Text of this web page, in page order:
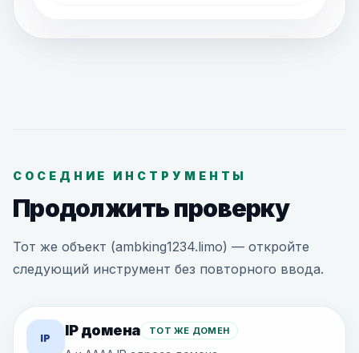
СОСЕДНИЕ ИНСТРУМЕНТЫ
Продолжить проверку
Тот же объект (ambking1234.limo) — откройте
следующий инструмент без повторного ввода.
IP IP домена ТОТ ЖЕ ДОМЕН